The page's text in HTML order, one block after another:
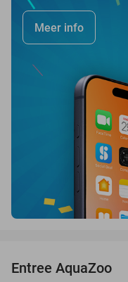
Meer info
Entree AquaZoo